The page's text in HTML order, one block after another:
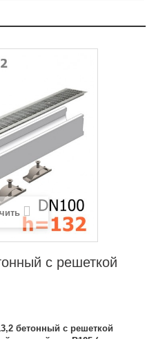
с решеткой
бетонный с решеткой